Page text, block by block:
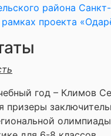
района
рамках проекта
год – Климов
призеры